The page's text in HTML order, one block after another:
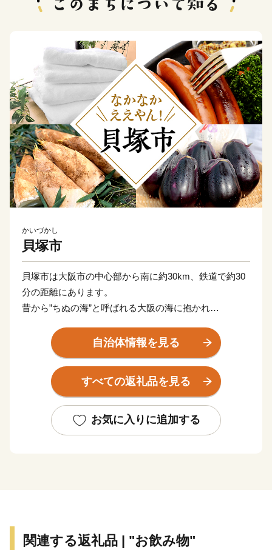
かいづかし
貝塚市
貝塚市は大阪市の中心部から南に約30km、鉄道で約30
分の距離にあります。
昔から”ちぬの海”と呼ばれる大阪の海に抱かれ
本州南限圏の天然記念物ブナ林を育む「和泉葛城山（い
ずみかつらぎさん）」など豊かな自然に囲まれたまち。
千本搗餅つき（せんぼんづきもちつき）で賑わう名刹の
水間寺（みずまでら）や
願泉寺（がんせんじ）を中心に形成された寺内町のまち
なみなど、伝統的な文化を肌で感じることができます。
冬は市内に４か所ある温泉＆温浴施設でまったりほっ
自治体情報を見る
すべての返礼品を見る
お気に入りに追加する
関連する返礼品 | "お飲み物"